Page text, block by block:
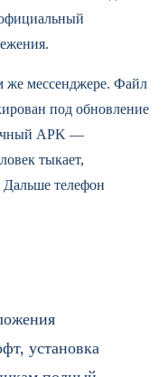
же мессенджере. Файл
под обновление
APK —
тыкает,
Дальше телефон
установка